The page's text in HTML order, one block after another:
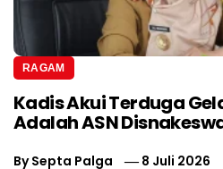
RAGAM
Kadis Akui Terduga
Adalah ASN
BySepta Palga 8 Juli 2026